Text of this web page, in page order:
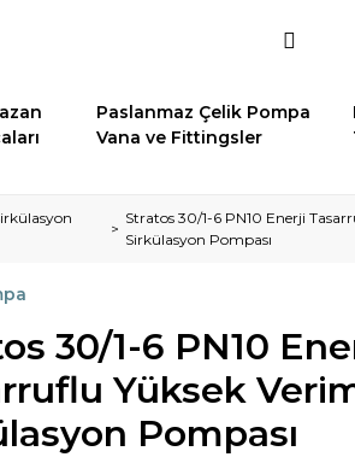
Paslanmaz Çelik Pompa
Vana ve Fittingsler
Stratos 30/1-6 PN10 Enerji
Sirkülasyon Pompası
30/1-6 PN10
Yüksek
Pompası